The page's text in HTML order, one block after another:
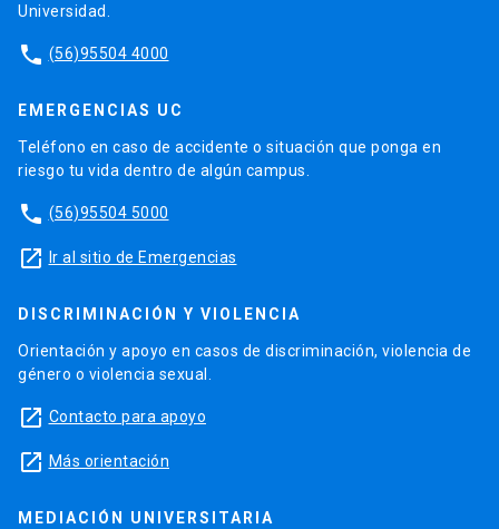
Universidad.
phone (56)95504 4000
EMERGENCIAS UC
Teléfono en caso de accidente o situación que ponga en
riesgo tu vida dentro de algún campus.
phone (56)95504 5000
launch Ir al sitio de Emergencias
DISCRIMINACIÓN Y VIOLENCIA
Orientación y apoyo en casos de discriminación, violencia de
género o violencia sexual.
launch Contacto para apoyo
launch Más orientación
MEDIACIÓN UNIVERSITARIA